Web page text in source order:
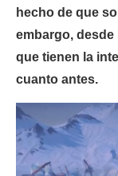
hecho de que
embargo,
que tienen la
cuanto antes.